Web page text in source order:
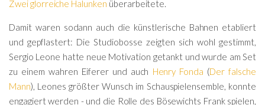
Zwei glorreiche Halunken überarbeitete.
Damit waren sodann auch die künstlerische Bahnen etabliert
und gepflastert: Die Studiobosse zeigten sich wohl gestimmt,
Sergio Leone hatte neue Motivation getankt und wurde am Set
zu einem wahren Eiferer und auch Henry Fonda (Der falsche
Mann), Leones größter Wunsch im Schauspielensemble, konnte
engagiert werden - und die Rolle des Bösewichts Frank spielen,